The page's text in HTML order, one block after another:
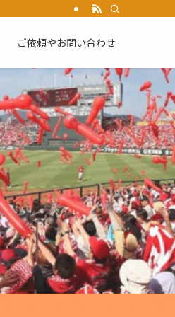
ご依頼やお問い合わせ